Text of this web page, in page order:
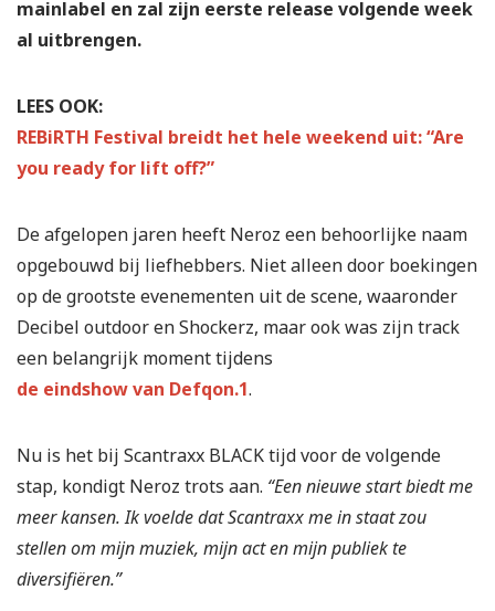
mainlabel en zal zijn eerste release volgende week
al uitbrengen.
LEES OOK:
REBiRTH Festival breidt het hele weekend uit: “Are
you ready for lift off?”
De afgelopen jaren heeft Neroz een behoorlijke naam
opgebouwd bij liefhebbers. Niet alleen door boekingen
op de grootste evenementen uit de scene, waaronder
Decibel outdoor en Shockerz, maar ook was zijn track
een belangrijk moment tijdens
de eindshow van Defqon.1.
Nu is het bij Scantraxx BLACK tijd voor de volgende
stap, kondigt Neroz trots aan. “Een nieuwe start biedt me
meer kansen. Ik voelde dat Scantraxx me in staat zou
stellen om mijn muziek, mijn act en mijn publiek te
diversifiëren.”